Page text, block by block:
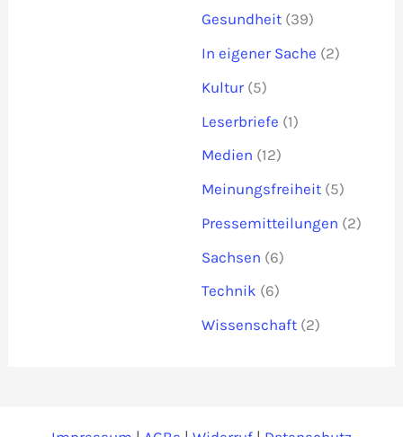
Gesundheit (39)
In eigener Sache (2)
Kultur (5)
Leserbriefe (1)
Medien (12)
Meinungsfreiheit (5)
Pressemitteilungen (2)
Sachsen (6)
Technik (6)
Wissenschaft (2)